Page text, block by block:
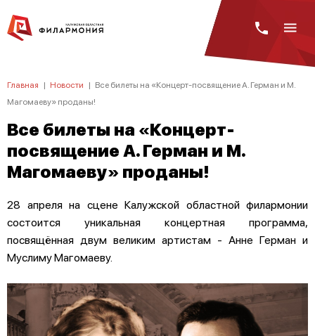
Главная | Новости | Все билеты на «Концерт-посвящение А. Герман и М.
Магомаеву» проданы!
Все билеты на «Концерт-
посвящение А. Герман и М.
Магомаеву» проданы!
28 апреля на сцене Калужской областной филармонии
состоится уникальная концертная программа,
посвящённая двум великим артистам - Анне Герман и
Муслиму Магомаеву.